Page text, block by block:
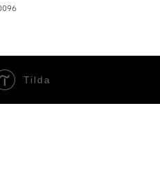
Tilda